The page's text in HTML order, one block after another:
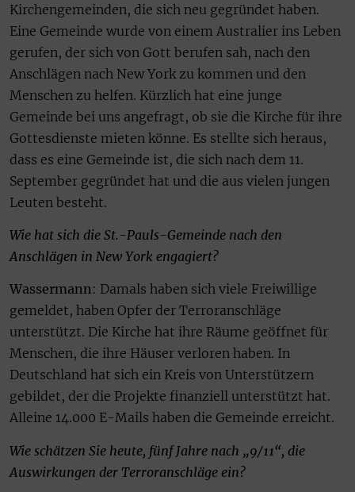
Kirchengemeinden, die sich neu gegründet haben.
Eine Gemeinde wurde von einem Australier ins Leben
gerufen, der sich von Gott berufen sah, nach den
Anschlägen nach New York zu kommen und den
Menschen zu helfen. Kürzlich hat eine junge
Gemeinde bei uns angefragt, ob sie die Kirche für ihre
Gottesdienste mieten könne. Es stellte sich heraus,
dass es eine Gemeinde ist, die sich nach dem 11.
September gegründet hat und die aus vielen jungen
Leuten besteht.
Wie hat sich die St.-Pauls-Gemeinde nach den
Anschlägen in New York engagiert?
Wassermann: Damals haben sich viele Freiwillige
gemeldet, haben Opfer der Terroranschläge
unterstützt. Die Kirche hat ihre Räume geöffnet für
Menschen, die ihre Häuser verloren haben. In
Deutschland hat sich ein Kreis von Unterstützern
gebildet, der die Projekte finanziell unterstützt hat.
Alleine 14.000 E-Mails haben die Gemeinde erreicht.
Wie schätzen Sie heute, fünf Jahre nach „9/11“, die
Auswirkungen der Terroranschläge ein?